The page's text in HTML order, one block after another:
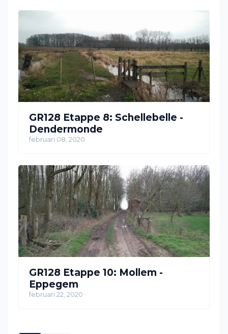
GR128 Etappe 8: Schellebelle -
Dendermonde
februari 08, 2020
GR128 Etappe 10: Mollem -
Eppegem
februari 22, 2020